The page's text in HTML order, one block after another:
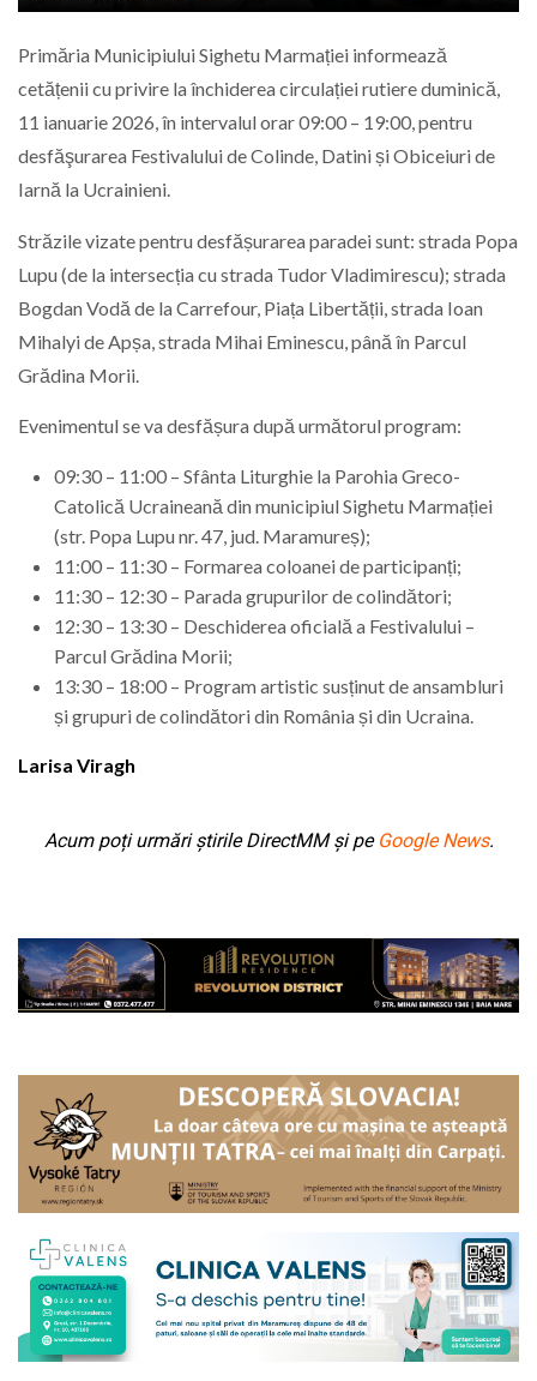
Primăria Municipiului Sighetu Marmației informează
cetățenii cu privire la închiderea circulației rutiere duminică,
11 ianuarie 2026, în intervalul orar 09:00 – 19:00, pentru
desfăşurarea Festivalului de Colinde, Datini și Obiceiuri de
Iarnă la Ucrainieni.
Străzile vizate pentru desfășurarea paradei sunt: strada Popa
Lupu (de la intersecția cu strada Tudor Vladimirescu); strada
Bogdan Vodă de la Carrefour, Piața Libertății, strada Ioan
Mihalyi de Apșa, strada Mihai Eminescu, până în Parcul
Grădina Morii.
Evenimentul se va desfășura după următorul program:
09:30 – 11:00 – Sfânta Liturghie la Parohia Greco-
Catolică Ucraineană din municipiul Sighetu Marmației
(str. Popa Lupu nr. 47, jud. Maramureș);
11:00 – 11:30 – Formarea coloanei de participanți;
11:30 – 12:30 – Parada grupurilor de colindători;
12:30 – 13:30 – Deschiderea oficială a Festivalului –
Parcul Grădina Morii;
13:30 – 18:00 – Program artistic susținut de ansambluri
și grupuri de colindători din România și din Ucraina.
Larisa Viragh
Acum poți urmări știrile DirectMM și pe Google News.